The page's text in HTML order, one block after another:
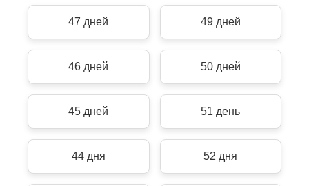
47 дней 49 дней
46 дней 50 дней
45 дней 51 день
44 дня 52 дня